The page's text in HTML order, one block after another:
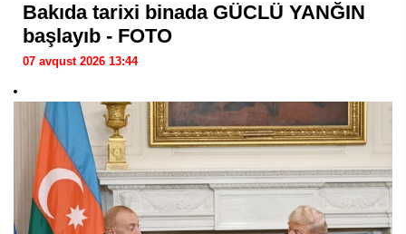
Bakıda tarixi binada GÜCLÜ YANĞIN
başlayıb - FOTO
07 avqust 2026 13:44